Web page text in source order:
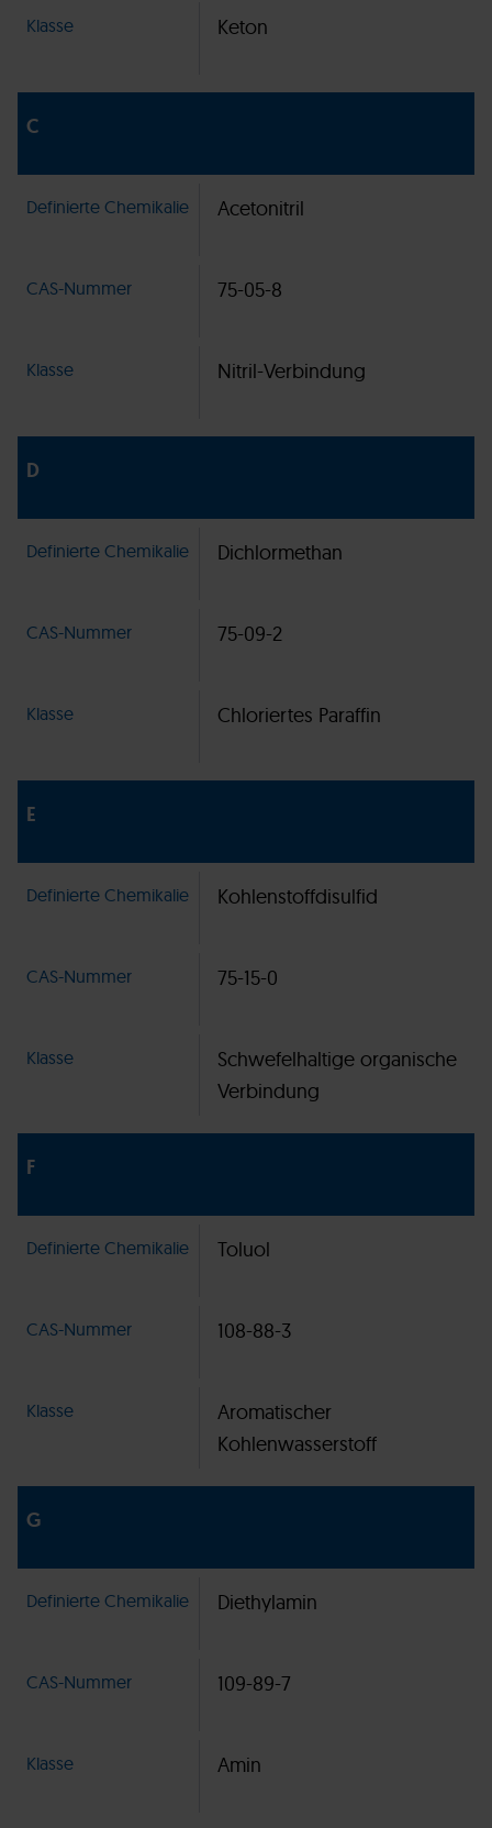
Klasse Keton
C
Definierte Chemikalie Acetonitril
CAS-Nummer 75-05-8
Klasse Nitril-Verbindung
D
Definierte Chemikalie Dichlormethan
CAS-Nummer 75-09-2
Klasse Chloriertes Paraffin
E
Definierte Chemikalie Kohlenstoffdisulfid
CAS-Nummer 75-15-0
Klasse
Schwefelhaltige organische
Verbindung
F
Definierte Chemikalie Toluol
CAS-Nummer 108-88-3
Klasse
Aromatischer
Kohlenwasserstoff
G
Definierte Chemikalie Diethylamin
CAS-Nummer 109-89-7
Klasse Amin